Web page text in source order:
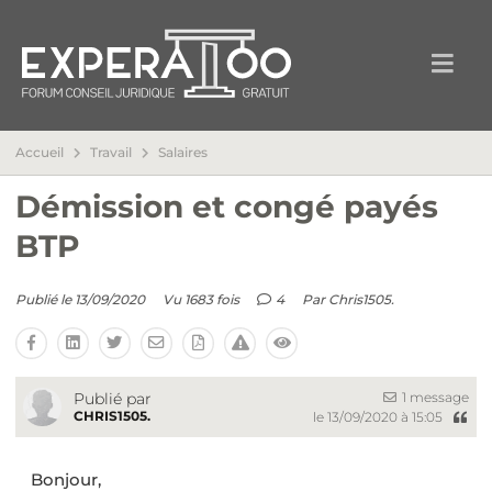
Accueil Travail Salaires
Démission et congé payés
BTP
Publié le 13/09/2020 Vu 1683 fois 4 Par Chris1505.
Publié par
CHRIS1505.
1 message
le 13/09/2020 à 15:05
Bonjour,